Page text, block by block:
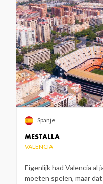
MESTALLA
VALENCIA
Eigenlijk had Valencia al
moeten spelen, maar
Spanje